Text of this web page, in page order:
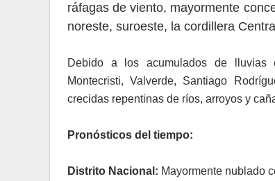
ráfagas de viento, mayormente
noreste, suroeste, la cordillera
Debido a los acumulados de lluvias
Montecristi, Valverde, Santiago
crecidas repentinas de ríos, arroyos y
Pronósticos del tiempo:
Distrito Nacional: Mayormente nublado